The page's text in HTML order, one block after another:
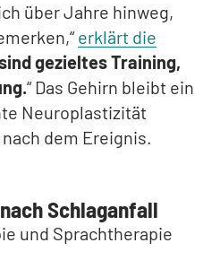
über Jahre hinweg,
erklärt die
gezieltes Training,
“ Das Gehirn bleibt ein
Neuroplastizität
dem Ereignis.
Schlaganfall
und Sprachtherapie